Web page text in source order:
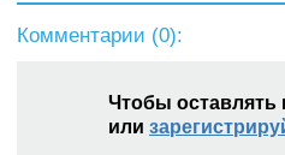
Комментарии (0):
Чтобы оставлять
или